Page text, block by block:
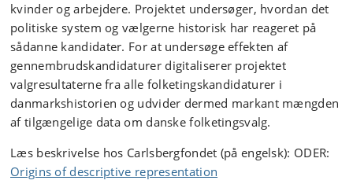
kvinder og arbejdere. Projektet undersøger, hvordan det
politiske system og vælgerne historisk har reageret på
sådanne kandidater. For at undersøge effekten af
gennembrudskandidaturer digitaliserer projektet
valgresultaterne fra alle folketingskandidaturer i
danmarkshistorien og udvider dermed markant mængden
af tilgængelige data om danske folketingsvalg.
Læs beskrivelse hos Carlsbergfondet (på engelsk): ODER:
Origins of descriptive representation